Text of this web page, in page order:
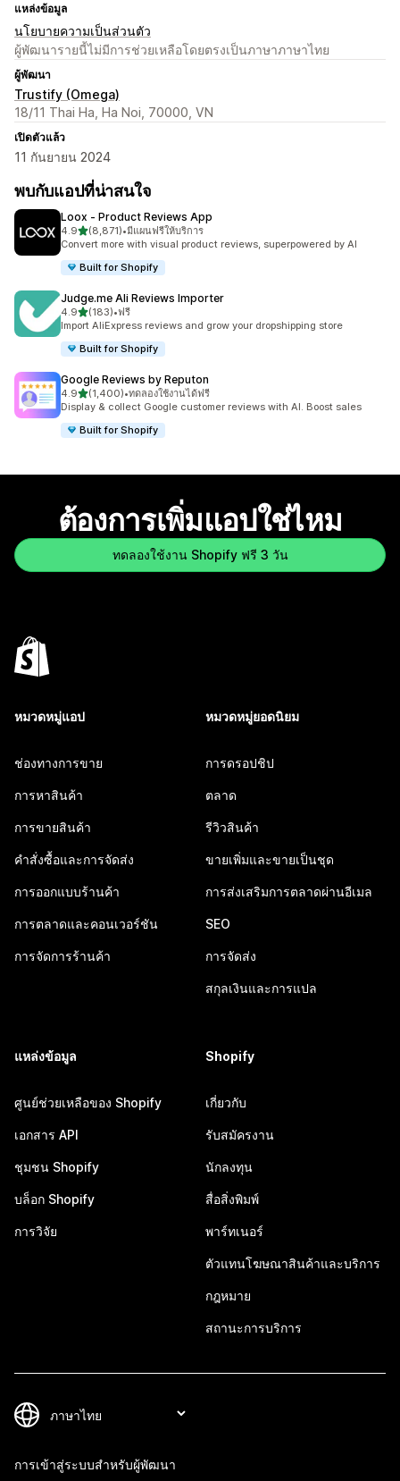
แหล่งข้อมูล
นโยบายความเป็นส่วนตัว
ผู้พัฒนารายนี้ไม่มีการช่วยเหลือโดยตรงเป็นภาษาภาษาไทย
ผู้พัฒนา
Trustify (Omega)
18/11 Thai Ha, Ha Noi, 70000, VN
เปิดตัวแล้ว
11 กันยายน 2024
พบกับแอปที่น่าสนใจ
Loox ‑ Product Reviews App
4.9เต็ม 5 ดาว
(8,871)
ทั้งหมด 8871 รีวิว
•มีแผนฟรีให้บริการ
Convert more with visual product reviews, superpowered by AI
Built for Shopify
Judge.me Ali Reviews Importer
4.9เต็ม 5 ดาว
(183)
ทั้งหมด 183 รีวิว
•ฟรี
Import AliExpress reviews and grow your dropshipping store
Built for Shopify
Google Reviews by Reputon
4.9เต็ม 5 ดาว
(1,400)
ทั้งหมด 1400 รีวิว
•ทดลองใช้งานได้ฟรี
Display & collect Google customer reviews with AI. Boost sales
Built for Shopify
ต้องการเพิ่มแอปใช่ไหม
ทดลองใช้งาน Shopify ฟรี 3 วัน
หมวดหมู่แอป
ช่องทางการขาย
การหาสินค้า
การขายสินค้า
คำสั่งซื้อและการจัดส่ง
การออกแบบร้านค้า
การตลาดและคอนเวอร์ชัน
การจัดการร้านค้า
หมวดหมู่ยอดนิยม
การดรอปชิป
ตลาด
รีวิวสินค้า
ขายเพิ่มและขายเป็นชุด
การส่งเสริมการตลาดผ่านอีเมล
SEO
การจัดส่ง
สกุลเงินและการแปล
แหล่งข้อมูล
ศูนย์ช่วยเหลือของ Shopify
เอกสาร API
ชุมชน Shopify
บล็อก Shopify
การวิจัย
Shopify
เกี่ยวกับ
รับสมัครงาน
นักลงทุน
สื่อสิ่งพิมพ์
พาร์ทเนอร์
ตัวแทนโฆษณาสินค้าและบริการ
กฎหมาย
สถานะการบริการ
การเข้าสู่ระบบสำหรับผู้พัฒนา